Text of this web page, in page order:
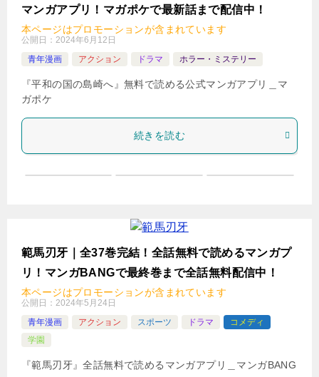
マンガアプリ！マガポケで最新話まで配信中！
本ページはプロモーションが含まれています
公開日： 2024年6月12日
青年漫画
アクション ドラマ ホラー・ミステリー
『平和の国の島崎へ』無料で読める公式マンガアプリ＿マ
ガポケ
続きを読む
範馬刃牙｜全37巻完結！全話無料で読めるマンガプ
リ！マンガBANGで最終巻まで全話無料配信中！
本ページはプロモーションが含まれています
公開日： 2024年5月24日
青年漫画
アクション スポーツ ドラマ
コメディ
学園
『範馬刃牙』全話無料で読めるマンガアプリ＿マンガBANG